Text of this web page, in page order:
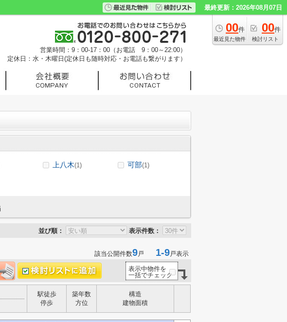
最終更新：2026年08月07日
00件
最近見た物件
00件
検討リスト
営業時間：9：00-17：00（お電話 9：00～22:00）
定休日：水・木曜日(定休日も随時対応・お電話も繋がります）
上八木(1) 可部(1)
並び順： 表示件数：
該当公開件数9戸 1-9戸表示
表示中物件を
一括でチェック
駅徒歩
停歩
築年数
方位
構造
建物面積